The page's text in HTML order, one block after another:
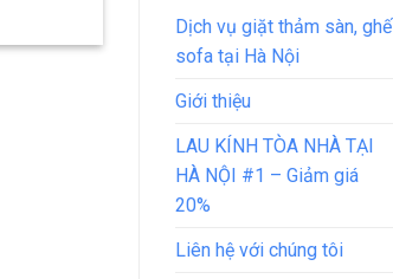
Dịch vụ giặt thảm sàn, ghế
sofa tại Hà Nội
Giới thiệu
LAU KÍNH TÒA NHÀ TẠI
HÀ NỘI #1 – Giảm giá
20%
Liên hệ với chúng tôi